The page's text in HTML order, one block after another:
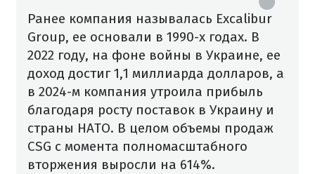
Ранее компания называлась Excalibur
Group, ее основали в 1990-х годах. В
2022 году, на фоне войны в Украине, ее
доход достиг 1,1 миллиарда долларов, а
в 2024-м компания утроила прибыль
благодаря росту поставок в Украину и
страны НАТО. В целом объемы продаж
CSG с момента полномасштабного
вторжения выросли на 614%.